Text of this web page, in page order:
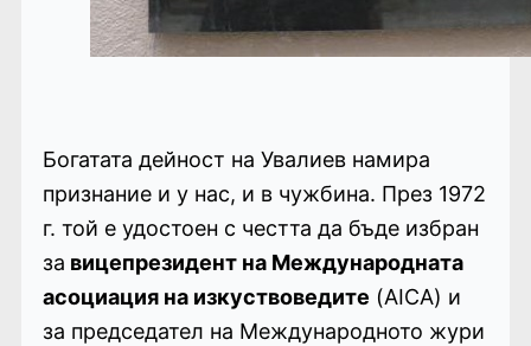
Богатата дейност на Увалиев намира
признание и у нас, и в чужбина. През 1972
г. той е удостоен с честта да бъде избран
за вицепрезидент на Международната
асоциация на изкуствоведите (AICA) и
за председател на Международното жури